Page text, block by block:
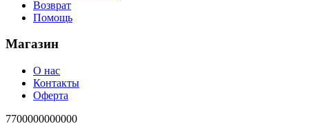
Возврат
Помощь
Магазин
О нас
Контакты
Оферта
7700000000000